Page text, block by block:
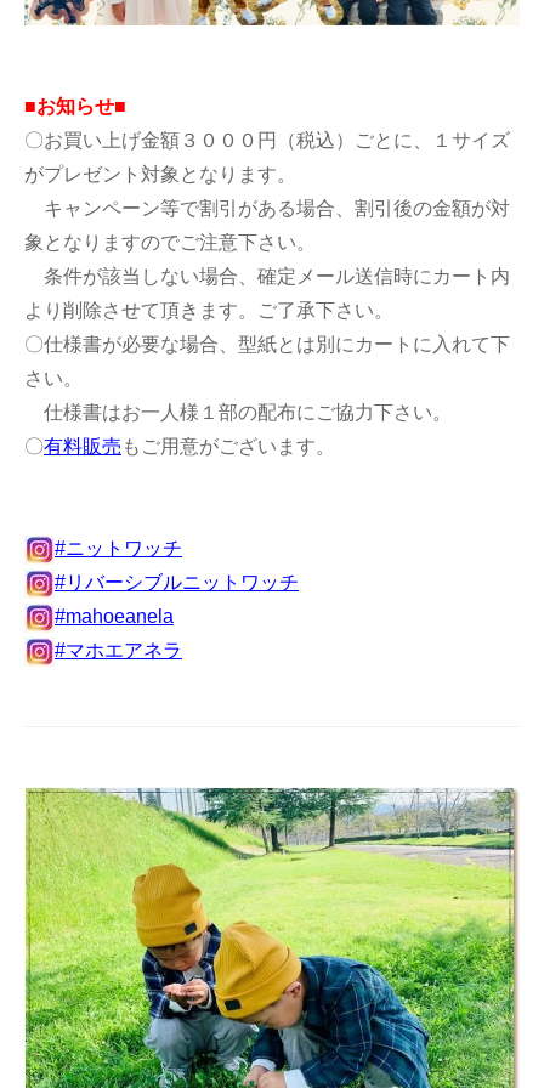
■お知らせ■
〇お買い上げ金額３０００円（税込）ごとに、１サイズ
がプレゼント対象となります。
キャンペーン等で割引がある場合、割引後の金額が対
象となりますのでご注意下さい。
条件が該当しない場合、確定メール送信時にカート内
より削除させて頂きます。ご了承下さい。
〇仕様書が必要な場合、型紙とは別にカートに入れて下
さい。
仕様書はお一人様１部の配布にご協力下さい。
〇有料販売 もご用意がございます。
#ニットワッチ
#リバーシブルニットワッチ
#mahoeanela
#マホエアネラ